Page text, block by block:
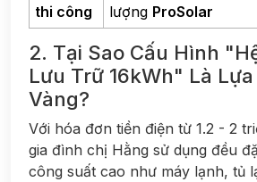
thi công
lượng ProSolar
2. Tại Sao Cấu Hình
Lưu Trữ 16kWh" Là
Vàng?
Với hóa đơn tiền điện từ 1.2 - 2
gia đình chị Hằng sử dụng đều
công suất cao như máy lạnh, tủ